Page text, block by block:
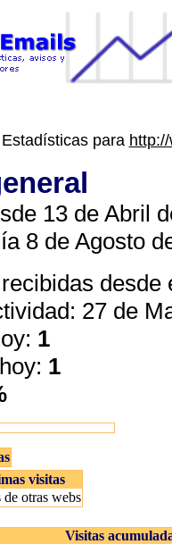
Estadísticas para
13 de Abril
8 de Agosto
27 de
1
1
visitas
otras webs
Visitas